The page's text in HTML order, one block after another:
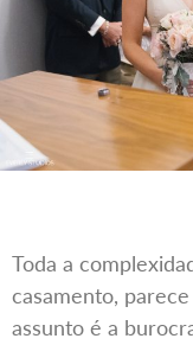
Toda a
casamento,
assunto é a